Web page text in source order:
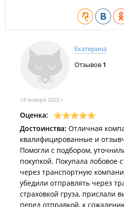
Екатерина
Отзывов 1
14 января 2025 г.
Оценка:
Достоинства: Отличная
квалифицированные и
Помогли с подбором,
покупкой. Покупала лобовое
через транспортную
убедили отправлять через
страховкой груза, прислали
перед отправкой, к